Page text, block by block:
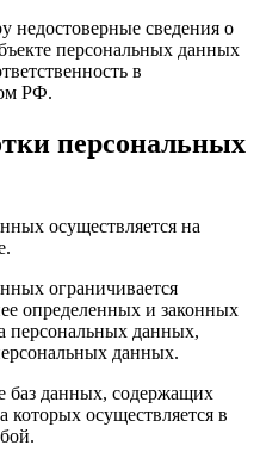
недостоверные сведения о
персональных данных
в
РФ.
персональных
осуществляется на
ограничивается
определенных и законных
персональных данных,
данных.
баз данных, содержащих
которых осуществляется в